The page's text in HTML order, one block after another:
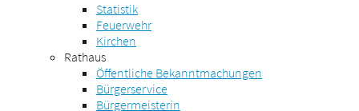
Statistik
Feuerwehr
Kirchen
Rathaus
Öffentliche Bekanntmachungen
Bürgerservice
Bürgermeisterin